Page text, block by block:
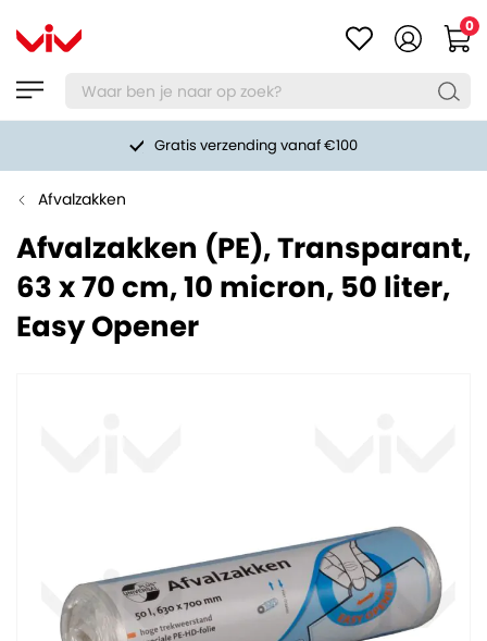
0
Gratis verzending vanaf €100
Afvalzakken
Afvalzakken (PE), Transparant,
63 x 70 cm, 10 micron, 50 liter,
Easy Opener